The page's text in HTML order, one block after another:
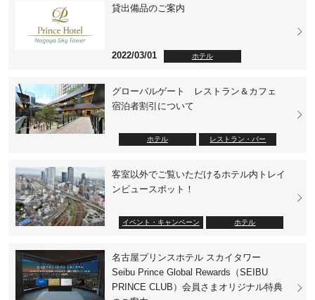
貸出備品のご案内
2022/03/01 ホテル
グローバルゲート レストラン＆カフェ
宿泊者割引について
ホテル レストラン・バー
客室以外でご覧いただけるホテル内トレイ
ンビュースポット！
イベント・キャンペーン ホテル
名古屋プリンスホテル スカイタワー
Seibu Prince Global Rewards（SEIBU
PRINCE CLUB）会員さまオリジナル特典